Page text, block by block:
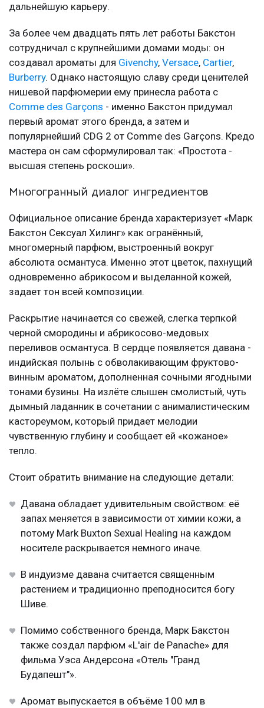
дальнейшую карьеру.
За более чем двадцать пять лет работы Бакстон
сотрудничал с крупнейшими домами моды: он
создавал ароматы для Givenchy, Versace, Cartier,
Burberry. Однако настоящую славу среди ценителей
нишевой парфюмерии ему принесла работа с
Comme des Garçons - именно Бакстон придумал
первый аромат этого бренда, а затем и
популярнейший CDG 2 от Comme des Garçons. Кредо
мастера он сам сформулировал так: «Простота -
высшая степень роскоши».
Многогранный диалог ингредиентов
Официальное описание бренда характеризует «Марк
Бакстон Сексуал Хилинг» как огранённый,
многомерный парфюм, выстроенный вокруг
абсолюта османтуса. Именно этот цветок, пахнущий
одновременно абрикосом и выделанной кожей,
задает тон всей композиции.
Раскрытие начинается со свежей, слегка терпкой
черной смородины и абрикосово-медовых
переливов османтуса. В сердце появляется давана -
индийская полынь с обволакивающим фруктово-
винным ароматом, дополненная сочными ягодными
тонами бузины. На излёте слышен смолистый, чуть
дымный ладанник в сочетании с анималистическим
кастореумом, который придает мелодии
чувственную глубину и сообщает ей «кожаное»
тепло.
Стоит обратить внимание на следующие детали:
Давана обладает удивительным свойством: её
запах меняется в зависимости от химии кожи, а
потому Mark Buxton Sexual Healing на каждом
носителе раскрывается немного иначе.
В индуизме давана считается священным
растением и традиционно преподносится богу
Шиве.
Помимо собственного бренда, Марк Бакстон
также создал парфюм «L'air de Panache» для
фильма Уэса Андерсона «Отель "Гранд
Будапешт"».
Аромат выпускается в объёме 100 мл в